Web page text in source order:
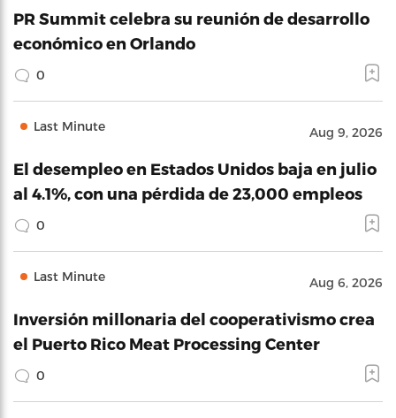
PR Summit celebra su reunión de desarrollo
económico en Orlando
0
Last Minute Aug 9, 2026
El desempleo en Estados Unidos baja en julio
al 4.1%, con una pérdida de 23,000 empleos
0
Last Minute Aug 6, 2026
Inversión millonaria del cooperativismo crea
el Puerto Rico Meat Processing Center
0